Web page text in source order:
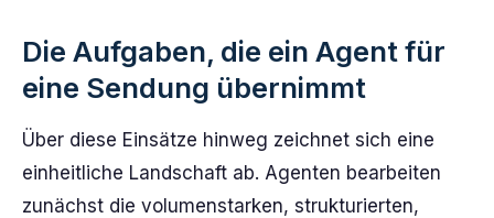
Die Aufgaben, die ein Agent für
eine Sendung übernimmt
Über diese Einsätze hinweg zeichnet sich eine
einheitliche Landschaft ab. Agenten bearbeiten
zunächst die volumenstarken, strukturierten,